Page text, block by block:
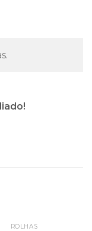
ROLHAS